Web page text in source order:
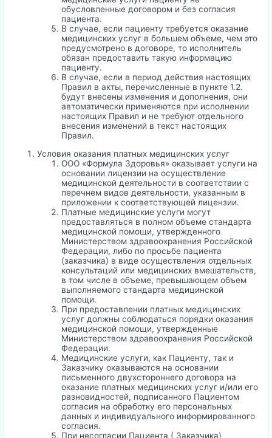
обусловленные договором и без согласия
пациента.
В случае, если пациенту требуется оказание
медицинских услуг в большем объеме, чем это
предусмотрено в договоре, то исполнитель
обязан предоставить такую информацию
пациенту.
В случае, если в период действия настоящих
Правил в акты, перечисленные в пункте 1.2.
будут внесены изменения и дополнения, они
автоматически применяются при исполнении
настоящих Правил и не требуют отдельного
внесения изменений в текст настоящих
Правил.
Условия оказания платных медицинских услуг
ООО «Формула Здоровья» оказывает услуги на
основании лицензии на осуществление
медицинской деятельности в соответствии с
перечнем видов деятельности, указанным в
приложении к соответствующей лицензии.
Платные медицинские услуги могут
предоставляться в полном объеме стандарта
медицинской помощи, утвержденного
Министерством здравоохранения Российской
Федерации, либо по просьбе пациента
(заказчика) в виде осуществления отдельных
консультаций или медицинских вмешательств,
в том числе в объеме, превышающем объем
выполняемого стандарта медицинской
помощи.
При предоставлении платных медицинских
услуг должны соблюдаться порядки оказания
медицинской помощи, утвержденные
Министерством здравоохранения Российской
Федерации.
Медицинские услуги, как Пациенту, так и
Заказчику оказываются на основании
письменного двухстороннего договора на
оказание платных медицинских услуг и/или его
разновидностей, подписанного Пациентом
согласия на обработку его персональных
данных и индивидуального информированного
согласия.
При несогласии Пациента ( Заказчика)